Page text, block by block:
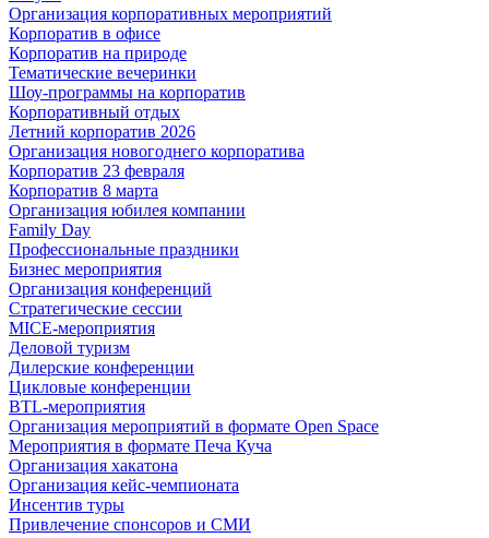
Организация корпоративных мероприятий
Корпоратив в офисе
Корпоратив на природе
Тематические вечеринки
Шоу-программы на корпоратив
Корпоративный отдых
Летний корпоратив 2026
Организация новогоднего корпоратива
Корпоратив 23 февраля
Корпоратив 8 марта
Организация юбилея компании
Family Day
Профессиональные праздники
Бизнес мероприятия
Организация конференций
Стратегические сессии
MICE-мероприятия
Деловой туризм
Дилерские конференции
Цикловые конференции
BTL-мероприятия
Организация мероприятий в формате Open Space
Мероприятия в формате Печа Куча
Организация хакатона
Организация кейс-чемпионата
Инсентив туры
Привлечение спонсоров и СМИ